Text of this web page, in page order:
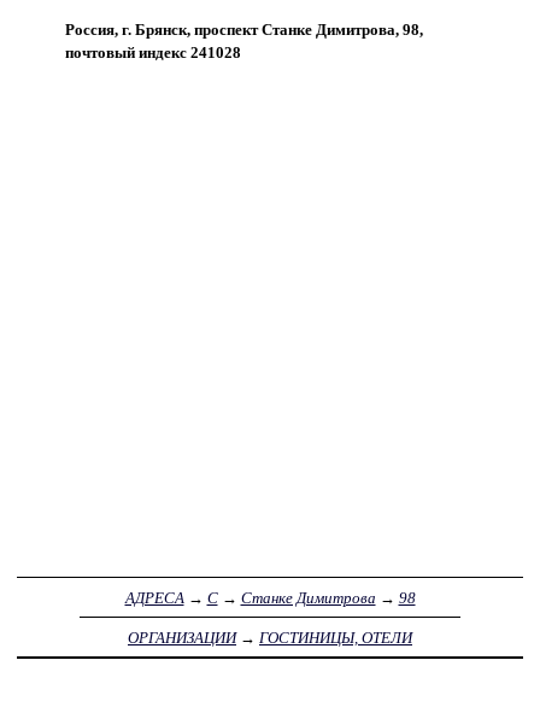
Россия, г. Брянск, проспект Станке Димитрова, 98,
почтовый индекс 241028
АДРЕСА → С→ Станке Димитрова → 98
ОРГАНИЗАЦИИ→ ГОСТИНИЦЫ, ОТЕЛИ